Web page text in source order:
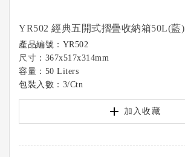
YR502 經典五開式摺疊收納箱50L(藍)
產品編號：YR502
尺寸：367x517x314mm
容量：50 Liters
包裝入數：3/Ctn
加入收藏